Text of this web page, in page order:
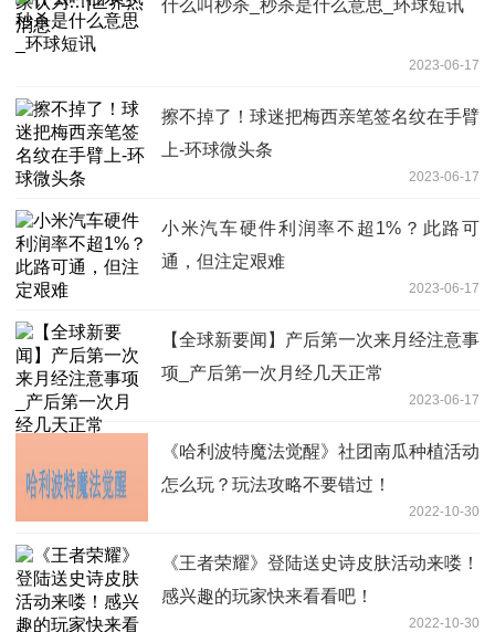
什么叫秒杀_秒杀是什么意思_环球短讯
2023-06-17
擦不掉了！球迷把梅西亲笔签名纹在手臂
上-环球微头条
2023-06-17
小米汽车硬件利润率不超1%？此路可
通，但注定艰难
2023-06-17
【全球新要闻】产后第一次来月经注意事
项_产后第一次月经几天正常
2023-06-17
《哈利波特魔法觉醒》社团南瓜种植活动
怎么玩？玩法攻略不要错过！
2022-10-30
《王者荣耀》登陆送史诗皮肤活动来喽！
感兴趣的玩家快来看看吧！
2022-10-30